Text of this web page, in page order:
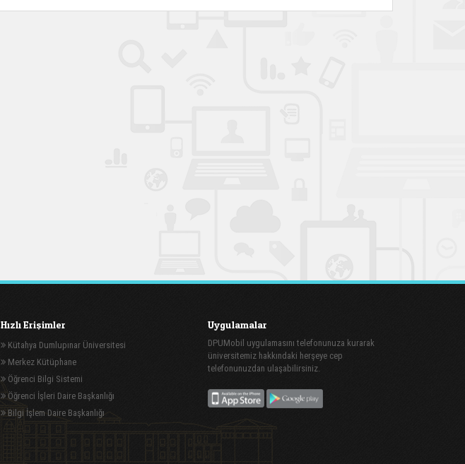
Hızlı Erişimler
Kütahya Dumlupınar Üniversitesi
Merkez Kütüphane
Öğrenci Bilgi Sistemi
Öğrenci İşleri Daire Başkanlığı
Bilgi İşlem Daire Başkanlığı
Uygulamalar
DPUMobil uygulamasını telefonunuza kurarak
üniversitemiz hakkındaki herşeye cep
telefonunuzdan ulaşabilirsiniz.